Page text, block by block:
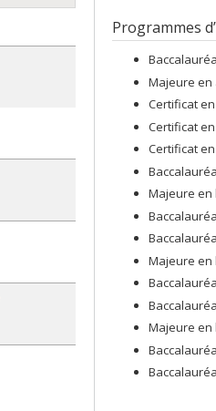
Programmes
Majeure en
Certificat
Certificat
Certificat
Majeure en
Majeure en
Majeure en